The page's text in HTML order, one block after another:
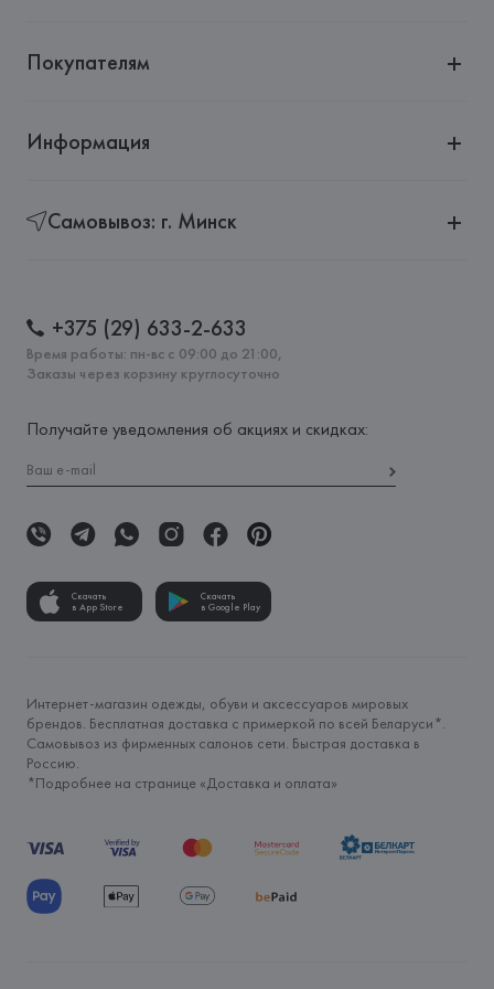
Покупателям
Информация
Самовывоз: г. Минск
+375 (29) 633-2-633
Время работы: пн-вс с 09:00 до 21:00,
Заказы через корзину круглосуточно
Получайте уведомления об акциях и скидках:
Скачать
в App Store
Скачать
в Google Play
Интернет-магазин одежды, обуви и аксессуаров мировых
брендов. Бесплатная доставка с примеркой по всей Беларуси*.
Самовывоз из фирменных салонов сети. Быстрая доставка в
Россию.
*Подробнее на странице «Доставка и оплата»